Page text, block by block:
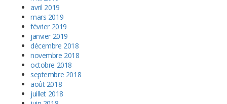
avril 2019
mars 2019
février 2019
janvier 2019
décembre 2018
novembre 2018
octobre 2018
septembre 2018
août 2018
juillet 2018